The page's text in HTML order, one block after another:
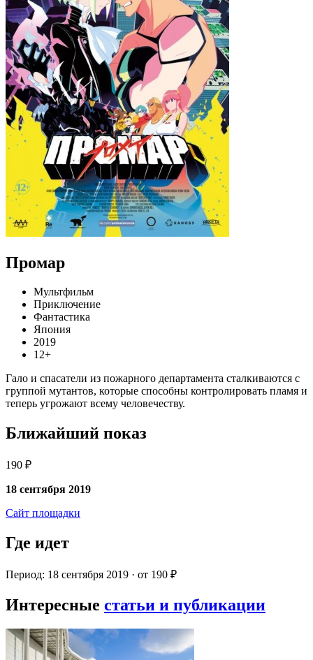
Промар
Мультфильм
Приключение
Фантастика
Япония
2019
12+
Гало и спасатели из пожарного департамента сталкиваются с
группой мутантов, которые способны контролировать пламя и
теперь угрожают всему человечеству.
Ближайший показ
190 ₽
18 сентября 2019
Сайт площадки
Где идет
Период: 18 сентября 2019 · от 190 ₽
Интересные статьи и публикации